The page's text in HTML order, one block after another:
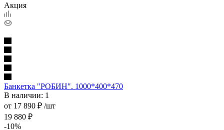
Акция
Банкетка "РОБИН". 1000*400*470
В наличии: 1
от 17 890 ₽ /шт
19 880 ₽
-10%